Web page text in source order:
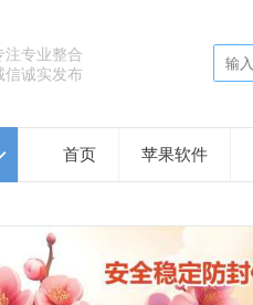
注专业整合
信诚实发布
首页 苹果软件